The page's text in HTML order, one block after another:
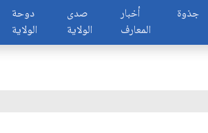
دوحة
الولاية
صدى
الولاية
أخبار
المعارف
جذوة